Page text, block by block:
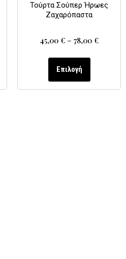
Τούρτα Σούπερ Ήρωες
Ζαχαρόπαστα
45,00 € – 78,00 €
Επιλογή